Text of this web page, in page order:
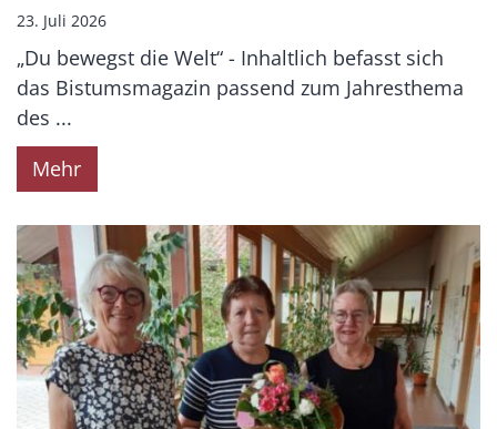
23. Juli 2026
„Du bewegst die Welt“ - Inhaltlich befasst sich
das Bistumsmagazin passend zum Jahresthema
des ...
Mehr